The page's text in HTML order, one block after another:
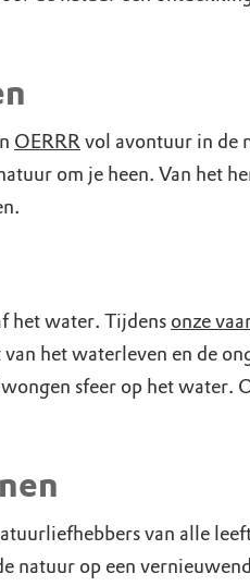
OERRRvol avontuur in de
om je heen. Van het
het water. Tijdens onze
het waterleven en de
sfeer op het
van alle
op een